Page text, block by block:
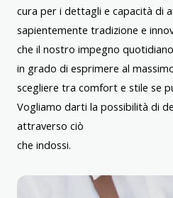
cura per i dettagli e capacità di
sapientemente tradizione e
che il nostro impegno
in grado di esprimere al
scegliere tra comfort e stile se
Vogliamo darti la possibilità di
attraverso ciò
che indossi.